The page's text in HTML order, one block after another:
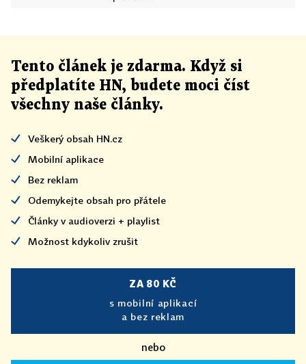
Tento článek je zdarma. Když si
předplatíte HN, budete moci číst
všechny naše články.
Veškerý obsah HN.cz
Mobilní aplikace
Bez reklam
Odemykejte obsah pro přátele
Články v audioverzi + playlist
Možnost kdykoliv zrušit
ZA 80 KČ
s mobilní aplikací
a bez reklam
nebo